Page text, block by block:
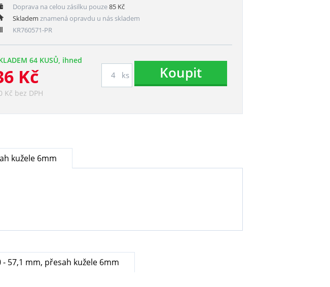
Doprava na celou zásilku pouze85 Kč
Skladem znamená opravdu u nás skladem
KR760571-PR
64 KUSŮ, ihned
Kč
Kč bez DPH
ks Koupit
kužele 6mm
57,1 mm, přesah kužele 6mm